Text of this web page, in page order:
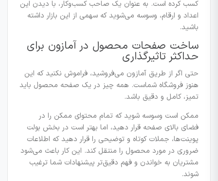
کسب کرده است. به عنوان یک صاحب کسب‌وکار، با دیدن این
اعداد و ارقام، وسوسه می‌شوید که سهمی از این بازار داشته
باشید.
ساخت صفحات محصول در آمازون برای
حداکثر تاثیرگذاری
حتی اگر از طریق آمازون می‌فروشید، فراموش نکنید که این
هنوز فروشگاه شماست. همه چیز در یک صفحه محصول باید
تمیز، کامل و دقیق باشد.
ممکن است وسوسه شوید که تمام محتوای ممکن را در
فضای بالای صفحه قرار دهید، اما بهتر است در بخش بولت
پوینت‌ها، جملات کوتاه و توضیحی را قرار دهید که اطلاعات
ضروری در مورد محصول را منتقل کند. این کار باعث می‌شود
مشتریان به خواندن و فهم دقیق‌تر پیشنهادات شما ترغیب
شوند.